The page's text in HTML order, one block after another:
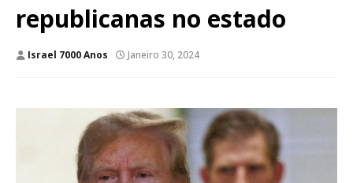
republicanas no estado
Israel 7000 Anos Janeiro 30, 2024